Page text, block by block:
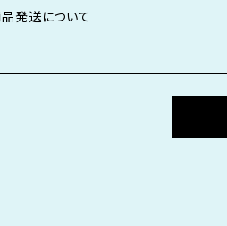
発送について